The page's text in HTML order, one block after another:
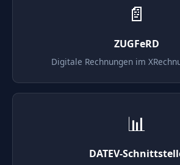
📄
ZUGFeRD
Digitale Rechnungen im
📊
DATEV-